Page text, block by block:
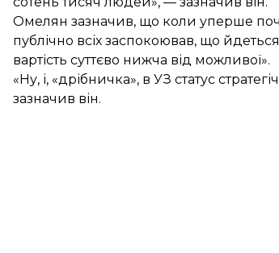
Омелян зазначив, що коли уперше
публічно всіх заспокоював, що
вартість суттєво нижча від можливої».
«Ну, і, «дрібничка», в УЗ статус
зазначив він.